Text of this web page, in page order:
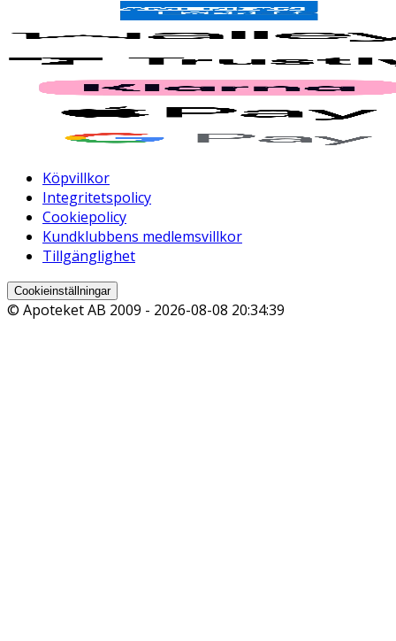
Köpvillkor
Integritetspolicy
Cookiepolicy
Kundklubbens medlemsvillkor
Tillgänglighet
Cookieinställningar
© Apoteket AB 2009 - 2026-08-08 20:34:39